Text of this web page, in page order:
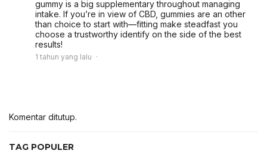
gummy is a big supplementary throughout managing
intake. If you’re in view of CBD, gummies are an other
than choice to start with—fitting make steadfast you
choose a trustworthy identify on the side of the best
results!
1 tahun yang lalu
Komentar ditutup.
TAG POPULER